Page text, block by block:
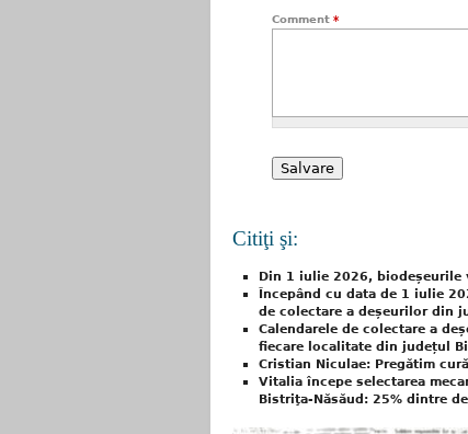
Comment *
Citiţi şi:
Din 1 iulie 2026,
Începând cu data de 1 iulie
de colectare a deșeurilor din
Calendarele de colectare a
fiecare localitate din județul
Cristian Niculae: Pregătim
Vitalia începe selectarea
Bistriţa-Năsăud: 25% dintre